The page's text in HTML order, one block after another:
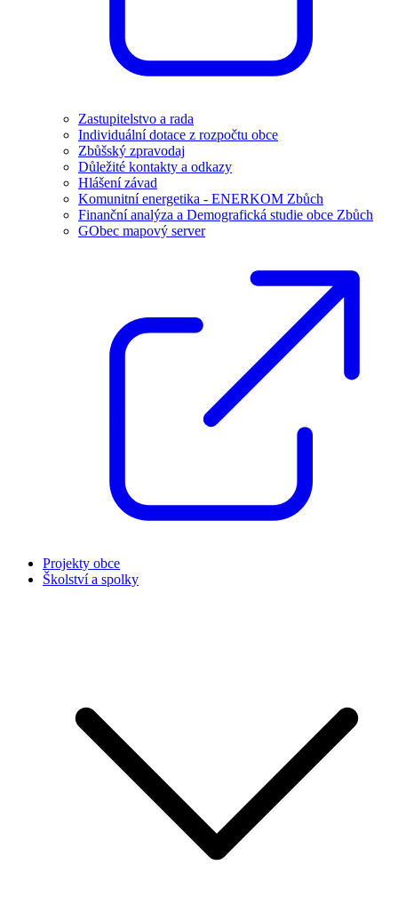
Zastupitelstvo a rada
Individuální dotace z rozpočtu obce
Zbůšský zpravodaj
Důležité kontakty a odkazy
Hlášení závad
Komunitní energetika - ENERKOM Zbůch
Finanční analýza a Demografická studie obce Zbůch
GObec mapový server
Projekty obce
Školství a spolky